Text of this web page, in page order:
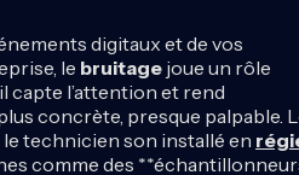
digitaux et de vos
le bruitage joue un rôle
capte l’attention et rend
concrète, presque palpable.
technicien son installé en
comme des